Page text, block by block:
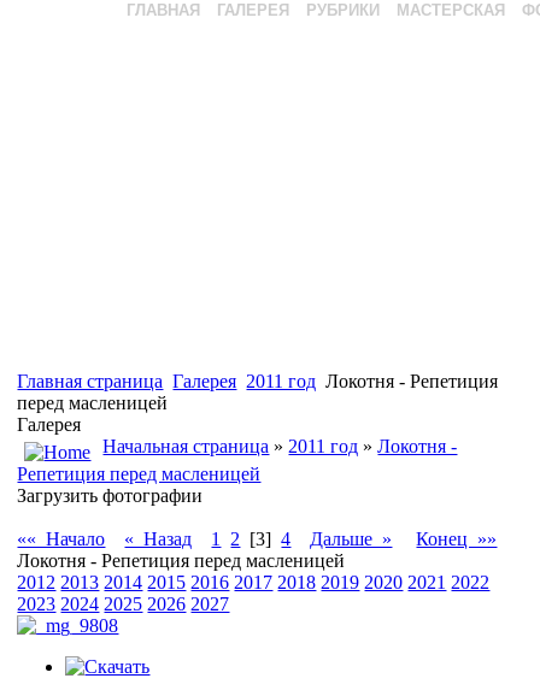
ГЛАВНАЯ ГАЛЕРЕЯ РУБРИКИ МАСТЕРСКАЯ
Главная страница Галерея 2011 год Локотня - Репетиция
перед масленицей
Галерея
Начальная страница » 2011 год »Локотня -
Репетиция перед масленицей
Загрузить фотографии
«« Начало « Назад 1 2 [3] 4 Дальше »
Конец »»
Локотня - Репетиция перед масленицей
2012 2013 2014 2015 2016 2017 2018 2019 2020 2021 2022
2023 2024 2025 2026 2027